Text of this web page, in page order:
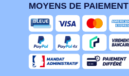
MOYENS DE PAIEMENT